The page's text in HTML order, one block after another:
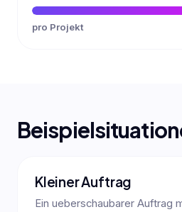
pro Projekt
Kleiner Auftrag
Ein ueberschaubarer Auftrag